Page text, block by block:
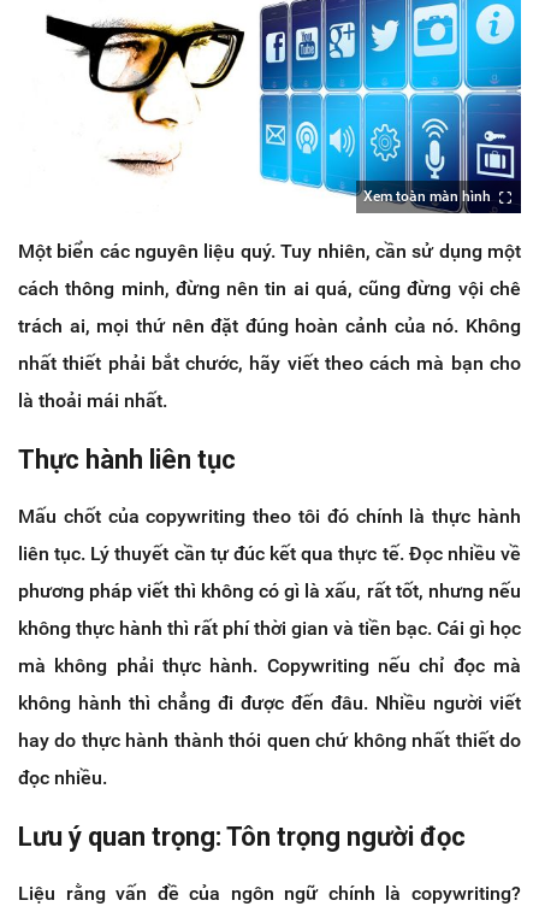
Xem toàn màn hình
Một biển các nguyên liệu quý. Tuy nhiên, cần sử dụng một
cách thông minh, đừng nên tin ai quá, cũng đừng vội chê
trách ai, mọi thứ nên đặt đúng hoàn cảnh của nó. Không
nhất thiết phải bắt chước, hãy viết theo cách mà bạn cho
là thoải mái nhất.
Thực hành liên tục
Mấu chốt của copywriting theo tôi đó chính là thực hành
liên tục. Lý thuyết cần tự đúc kết qua thực tế. Đọc nhiều về
phương pháp viết thì không có gì là xấu, rất tốt, nhưng nếu
không thực hành thì rất phí thời gian và tiền bạc. Cái gì học
mà không phải thực hành. Copywriting nếu chỉ đọc mà
không hành thì chẳng đi được đến đâu. Nhiều người viết
hay do thực hành thành thói quen chứ không nhất thiết do
đọc nhiều.
Lưu ý quan trọng: Tôn trọng người đọc
Liệu rằng vấn đề của ngôn ngữ chính là copywriting?